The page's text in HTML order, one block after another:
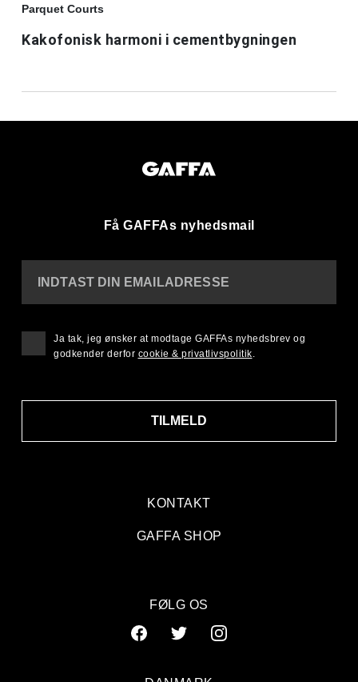
Parquet Courts
Kakofonisk harmoni i cementbygningen
Få GAFFAs nyhedsmail
KONTAKT
GAFFA SHOP
INDTAST DIN EMAILADRESSE
TILMELD
Ja tak, jeg ønsker at modtage GAFFAs nyhedsbrev og
godkender derfor cookie & privatlivspolitik.
FØLG OS